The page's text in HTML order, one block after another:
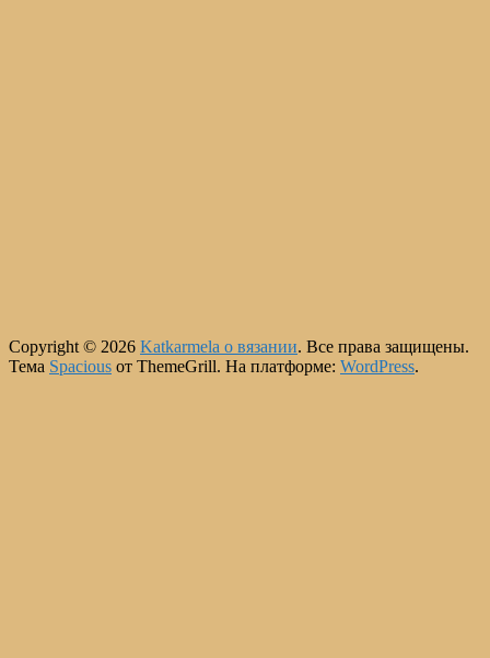
Copyright © 2026 Katkarmela о вязании. Все права защищены.
Тема Spacious от ThemeGrill. На платформе: WordPress.